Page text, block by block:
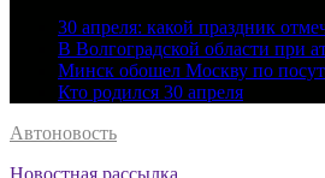
30 апреля: какой праздник
В Волгоградской области при
Минск обошел Москву по
Кто родился 30 апреля
Автоновость
Новостная рассылка